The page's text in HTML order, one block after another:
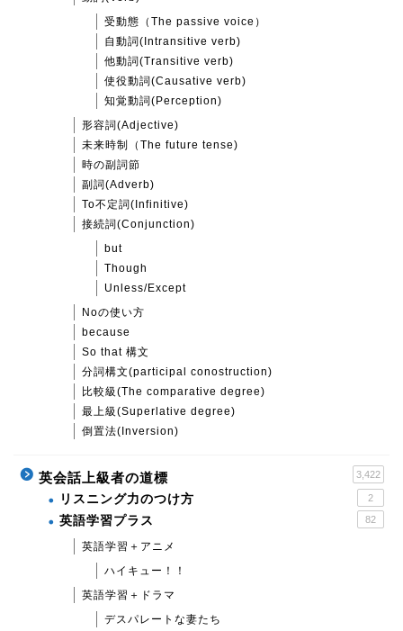
受動態（The passive voice）
自動詞(Intransitive verb)
他動詞(Transitive verb)
使役動詞(Causative verb)
知覚動詞(Perception)
形容詞(Adjective)
未来時制（The future tense)
時の副詞節
副詞(Adverb)
To不定詞(Infinitive)
接続詞(Conjunction)
but
Though
Unless/Except
Noの使い方
because
So that 構文
分詞構文(participal conostruction)
比較級(The comparative degree)
最上級(Superlative degree)
倒置法(Inversion)
英会話上級者の道標 3,422
リスニング力のつけ方 2
英語学習プラス 82
英語学習＋アニメ
ハイキュー！！
英語学習＋ドラマ
デスパレートな妻たち